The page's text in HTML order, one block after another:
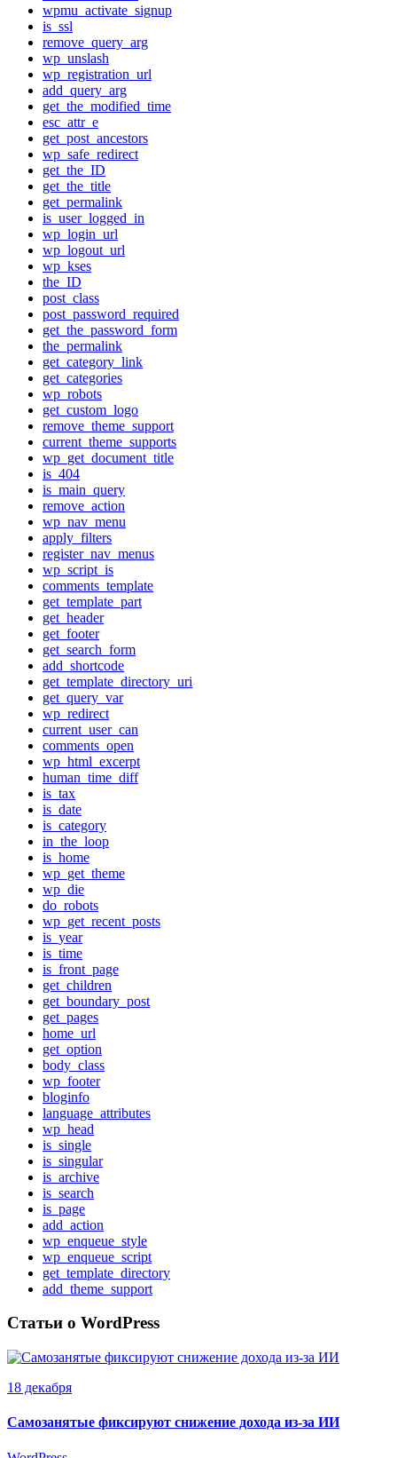
wpmu_activate_signup
is_ssl
remove_query_arg
wp_unslash
wp_registration_url
add_query_arg
get_the_modified_time
esc_attr_e
get_post_ancestors
wp_safe_redirect
get_the_ID
get_the_title
get_permalink
is_user_logged_in
wp_login_url
wp_logout_url
wp_kses
the_ID
post_class
post_password_required
get_the_password_form
the_permalink
get_category_link
get_categories
wp_robots
get_custom_logo
remove_theme_support
current_theme_supports
wp_get_document_title
is_404
is_main_query
remove_action
wp_nav_menu
apply_filters
register_nav_menus
wp_script_is
comments_template
get_template_part
get_header
get_footer
get_search_form
add_shortcode
get_template_directory_uri
get_query_var
wp_redirect
current_user_can
comments_open
wp_html_excerpt
human_time_diff
is_tax
is_date
is_category
in_the_loop
is_home
wp_get_theme
wp_die
do_robots
wp_get_recent_posts
is_year
is_time
is_front_page
get_children
get_boundary_post
get_pages
home_url
get_option
body_class
wp_footer
bloginfo
language_attributes
wp_head
is_single
is_singular
is_archive
is_search
is_page
add_action
wp_enqueue_style
wp_enqueue_script
get_template_directory
add_theme_support
Статьи о WordPress
18 декабря
Самозанятые фиксируют снижение дохода из-за ИИ